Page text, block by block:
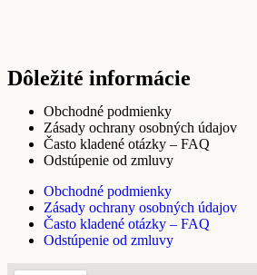
Dôležité informácie
Obchodné podmienky
Zásady ochrany osobných údajov
Často kladené otázky – FAQ
Odstúpenie od zmluvy
Obchodné podmienky
Zásady ochrany osobných údajov
Často kladené otázky – FAQ
Odstúpenie od zmluvy